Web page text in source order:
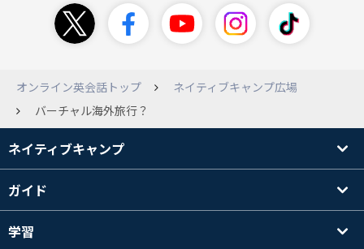
オンライン英会話トップ
ネイティブキャンプ広場
バーチャル海外旅行？
ネイティブキャンプ
ガイド
学習